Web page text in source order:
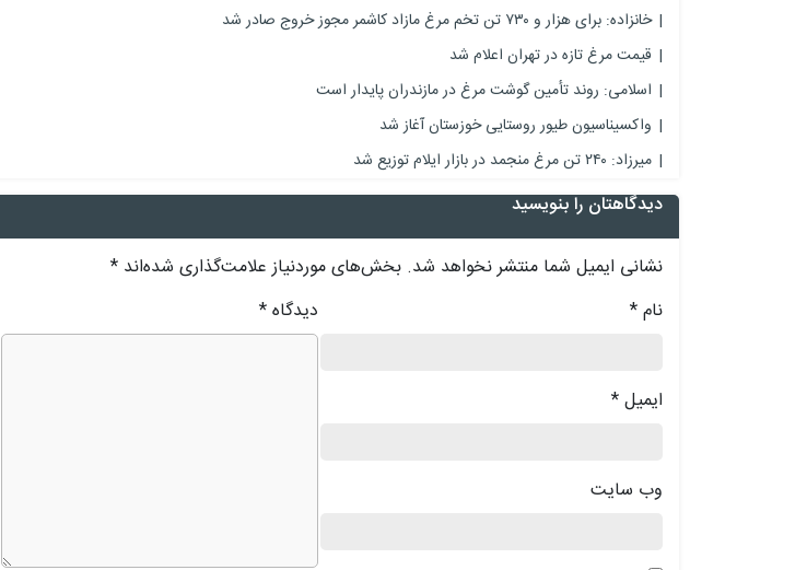
خانزاده: برای هزار و ۷۳۰ تن تخم مرغ مازاد کاشمر مجوز خروج صادر شد
قیمت مرغ تازه در تهران اعلام شد
اسلامی: روند تأمین گوشت مرغ در مازندران پایدار است
واکسیناسیون طیور روستایی خوزستان آغاز شد
میرزاد: ۲۴۰ تن مرغ منجمد در بازار ایلام توزیع شد
دیدگاهتان را بنویسید
نشانی ایمیل شما منتشر نخواهد شد. بخش‌های موردنیاز علامت‌گذاری شده‌اند *
دیدگاه* نام*
ایمیل*
وب‌ سایت